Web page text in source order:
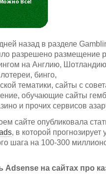
назад в разделе
разрешено размещение
на Англию,
бинго,
тематики, сайты с
обучающие сайты
и прочих сервисов
сайте опубликовала
, в которой прогнозирует
шага на 100-300
на сайтах про